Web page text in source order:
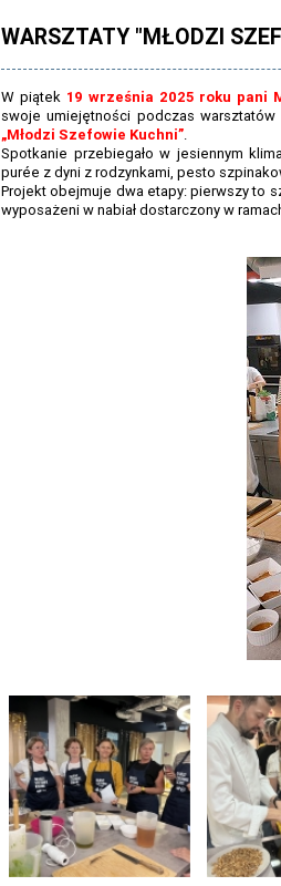
WARSZTATY "MŁODZI
W piątek 19 września 2025 roku pani
swoje umiejętności podczas warsztatów
„Młodzi Szefowie Kuchni”.
Spotkanie przebiegało w jesiennym
purée z dyni z rodzynkami, pesto
Projekt obejmuje dwa etapy: pierwszy to
wyposażeni w nabiał dostarczony w